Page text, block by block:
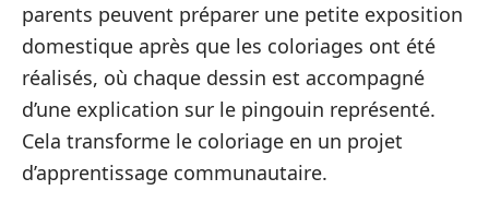
parents peuvent préparer une petite exposition
domestique après que les coloriages ont été
réalisés, où chaque dessin est accompagné
d’une explication sur le pingouin représenté.
Cela transforme le coloriage en un projet
d’apprentissage communautaire.